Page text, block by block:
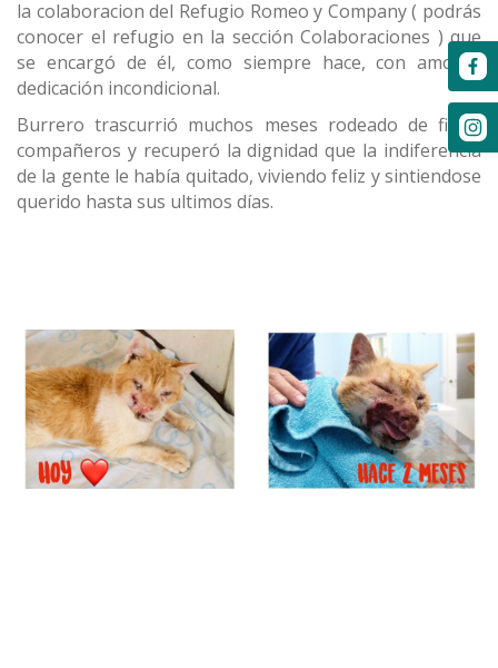
la colaboracion del Refugio Romeo y Company ( podrás
conocer el refugio en la sección Colaboraciones ) que
se encargó de él, como siempre hace, con amor y
dedicación incondicional.
Burrero trascurrió muchos meses rodeado de fieles
compañeros y recuperó la dignidad que la indiferencia
de la gente le había quitado, viviendo feliz y sintiendose
querido hasta sus ultimos días.